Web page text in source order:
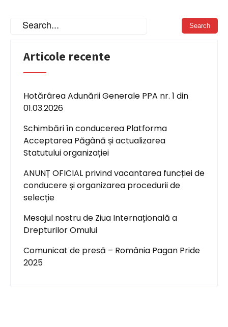
Articole recente
Hotărârea Adunării Generale PPA nr. 1 din
01.03.2026
Schimbări în conducerea Platforma
Acceptarea Păgână și actualizarea
Statutului organizației
ANUNȚ OFICIAL privind vacantarea funcției de
conducere și organizarea procedurii de
selecție
Mesajul nostru de Ziua Internațională a
Drepturilor Omului
Comunicat de presă – România Pagan Pride
2025